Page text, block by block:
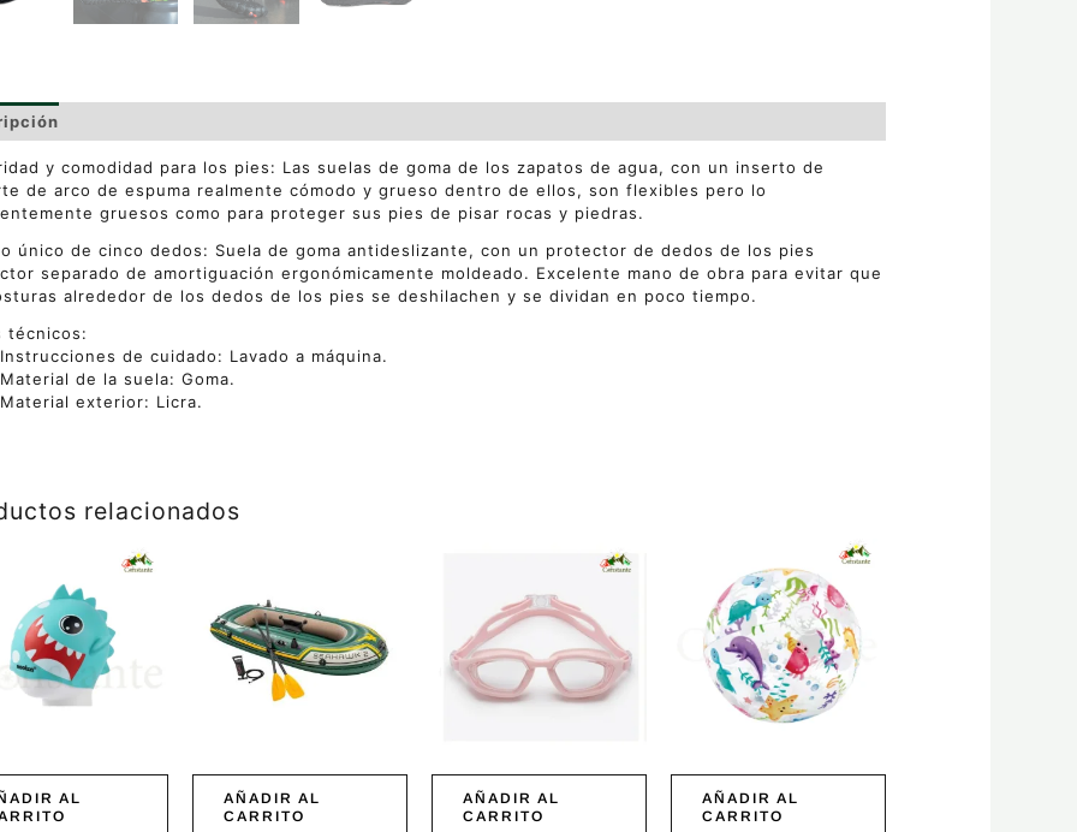
y comodidad para los pies: Las suelas de goma de los zapatos de agua, con un inserto de
de arco de espuma realmente cómodo y grueso dentro de ellos, son flexibles pero lo
gruesos como para proteger sus pies de pisar rocas y piedras.
único de cinco dedos: Suela de goma antideslizante, con un protector de dedos de los pies
separado de amortiguación ergonómicamente moldeado. Excelente mano de obra para evitar que
alrededor de los dedos de los pies se deshilachen y se dividan en poco tiempo.
técnicos:
Instrucciones de cuidado: Lavado a máquina.
Material de la suela: Goma.
Material exterior: Licra.
relacionados
AL
AÑADIR AL
CARRITO
AÑADIR AL
CARRITO
AÑADIR AL
CARRITO